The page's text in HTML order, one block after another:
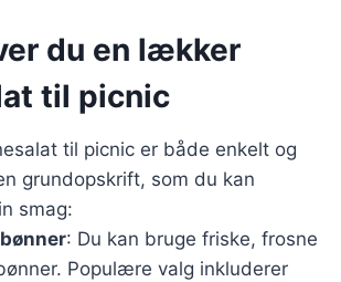
du en lækker
til picnic
til picnic er både enkelt og
grundopskrift, som du kan
smag:
: Du kan bruge friske, frosne
Populære valg inkluderer